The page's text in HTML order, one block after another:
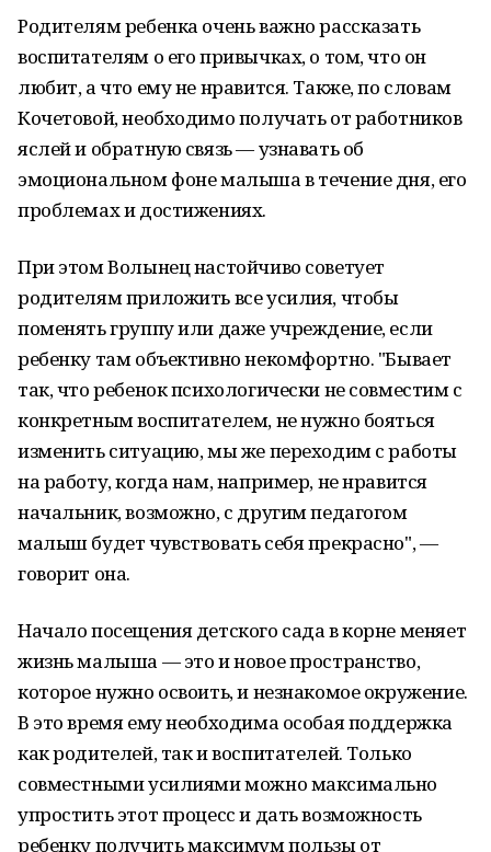
Родителям ребенка очень важно рассказать
воспитателям о его привычках, о том, что он
любит, а что ему не нравится. Также, по словам
Кочетовой, необходимо получать от работников
яслей и обратную связь — узнавать об
эмоциональном фоне малыша в течение дня, его
проблемах и достижениях.
При этом Волынец настойчиво советует
родителям приложить все усилия, чтобы
поменять группу или даже учреждение, если
ребенку там объективно некомфортно. "Бывает
так, что ребенок психологически не совместим с
конкретным воспитателем, не нужно бояться
изменить ситуацию, мы же переходим с работы
на работу, когда нам, например, не нравится
начальник, возможно, с другим педагогом
малыш будет чувствовать себя прекрасно", —
говорит она.
Начало посещения детского сада в корне меняет
жизнь малыша — это и новое пространство,
которое нужно освоить, и незнакомое окружение.
В это время ему необходима особая поддержка
как родителей, так и воспитателей. Только
совместными усилиями можно максимально
упростить этот процесс и дать возможность
ребенку получить максимум пользы от